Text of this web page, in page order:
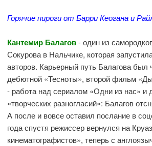
Горячие пироги от Барри Кеогана и
Кантемир Балагов- один из
Сокурова в Нальчике, которая
авторов. Карьерный путь Балагова
дебютной «Тесноты», второй фильм
- работа над сериалом «Одни из нас» и
«творческих разногласий»: Балагов
А после и вовсе оставил послание в
года спустя режиссер вернулся на
кинематографистов», теперь с